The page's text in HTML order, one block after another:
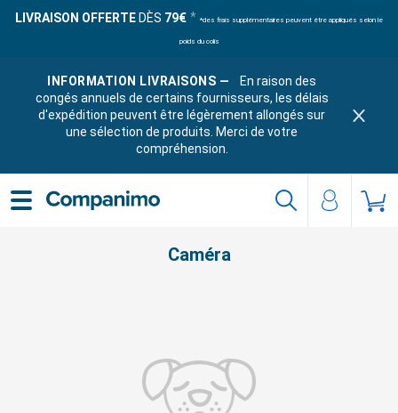
LIVRAISON OFFERTE DÈS 79€ *des frais supplémentaires peuvent être appliqués selon le
poids du colis
INFORMATION LIVRAISONS —
En raison des
congés annuels de certains fournisseurs, les délais
d'expédition peuvent être légèrement allongés sur
une sélection de produits. Merci de votre
compréhension.
Caméra